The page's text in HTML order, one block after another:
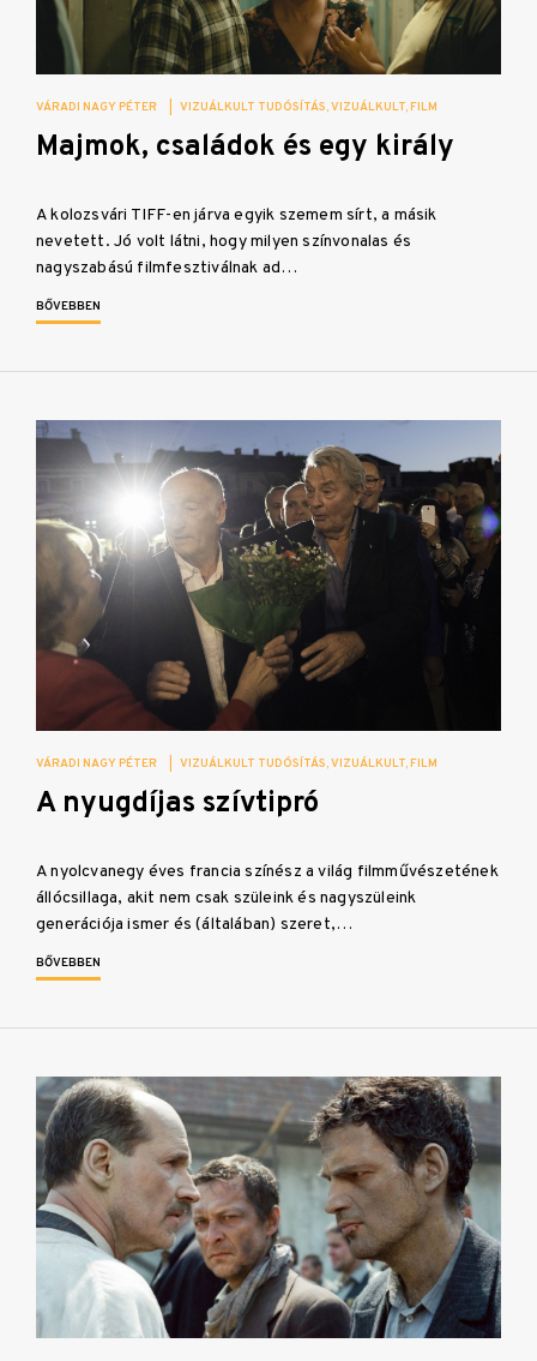
VÁRADI NAGY PÉTER VIZUÁLKULT TUDÓSÍTÁS VIZUÁLKULT FILM
Majmok, családok és egy király
A kolozsvári TIFF-en járva egyik szemem sírt, a másik
nevetett. Jó volt látni, hogy milyen színvonalas és
nagyszabású filmfesztiválnak ad…
BŐVEBBEN
VÁRADI NAGY PÉTER VIZUÁLKULT TUDÓSÍTÁS VIZUÁLKULT FILM
A nyugdíjas szívtipró
A nyolcvanegy éves francia színész a világ filmművészetének
állócsillaga, akit nem csak szüleink és nagyszüleink
generációja ismer és (általában) szeret,…
BŐVEBBEN